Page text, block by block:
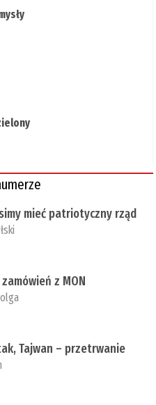
mieć patriotyczny rząd
z MON
Tajwan – przetrwanie